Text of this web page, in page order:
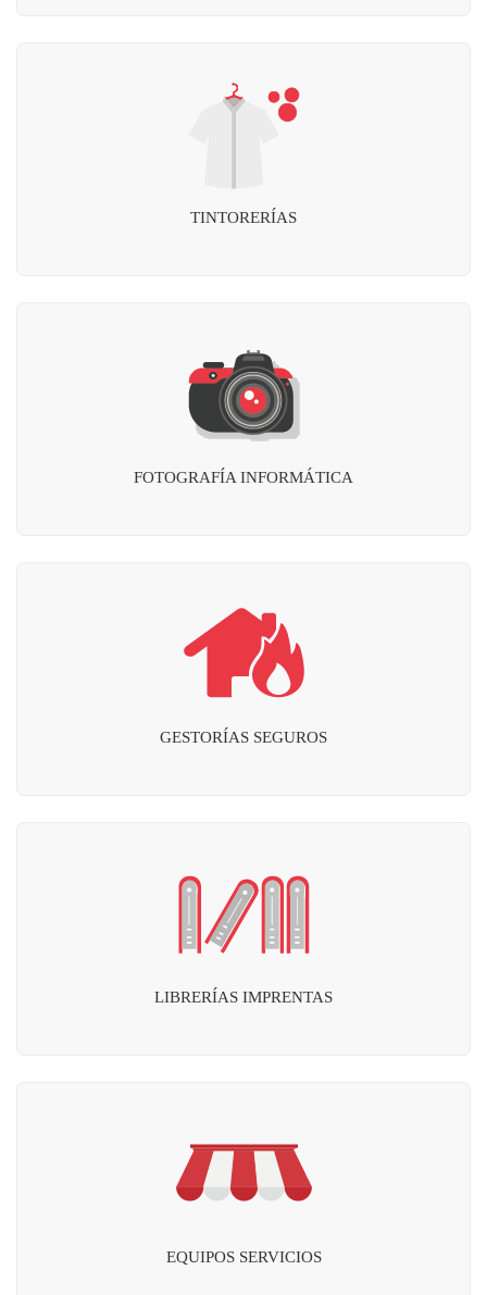
TINTORERÍAS
FOTOGRAFÍA INFORMÁTICA
GESTORÍAS SEGUROS
LIBRERÍAS IMPRENTAS
EQUIPOS SERVICIOS